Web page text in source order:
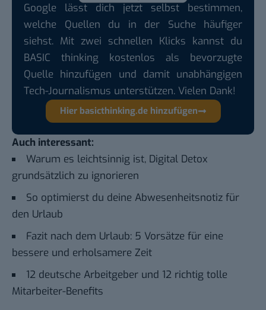
Google lässt dich jetzt selbst bestimmen,
welche Quellen du in der Suche häufiger
siehst. Mit zwei schnellen Klicks kannst du
BASIC thinking kostenlos als bevorzugte
Quelle hinzufügen und damit unabhängigen
Tech-Journalismus unterstützen. Vielen Dank!
Hier basicthinking.de hinzufügen
Auch interessant:
Warum es leichtsinnig ist, Digital Detox
grundsätzlich zu ignorieren
So optimierst du deine Abwesenheitsnotiz für
den Urlaub
Fazit nach dem Urlaub: 5 Vorsätze für eine
bessere und erholsamere Zeit
12 deutsche Arbeitgeber und 12 richtig tolle
Mitarbeiter-Benefits